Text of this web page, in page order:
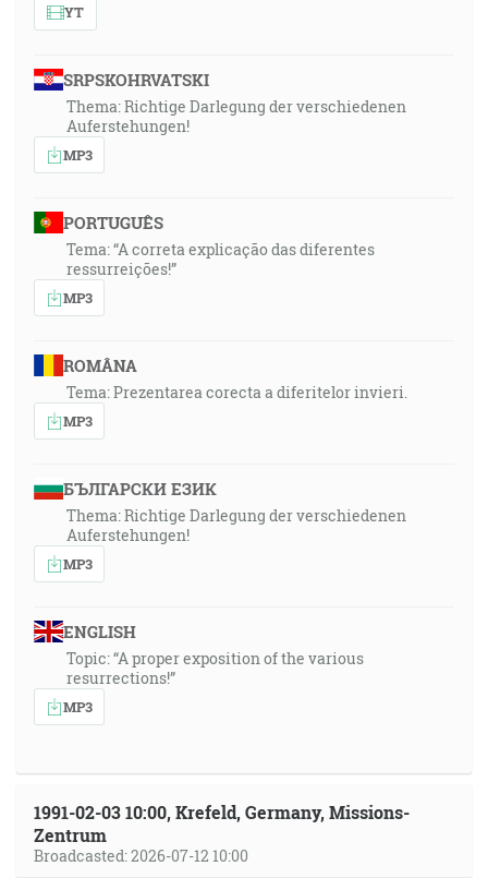
YT
SRPSKOHRVATSKI
Thema: Richtige Darlegung der verschiedenen
Auferstehungen!
MP3
PORTUGUÊS
Tema: “A correta explicação das diferentes
ressurreições!”
MP3
ROMÂNA
Tema: Prezentarea corecta a diferitelor invieri.
MP3
БЪЛГАРСКИ ЕЗИК
Thema: Richtige Darlegung der verschiedenen
Auferstehungen!
MP3
ENGLISH
Topic: “A proper exposition of the various
resurrections!”
MP3
1991-02-03 10:00, Krefeld, Germany, Missions-
Zentrum
Broadcasted: 2026-07-12 10:00